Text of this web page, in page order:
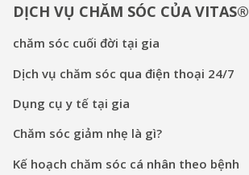
DỊCH VỤ CHĂM SÓC CỦA VITAS®
chăm sóc cuối đời tại gia
Dịch vụ chăm sóc qua điện thoại 24/7
Dụng cụ y tế tại gia
Chăm sóc giảm nhẹ là gì?
Kế hoạch chăm sóc cá nhân theo bệnh